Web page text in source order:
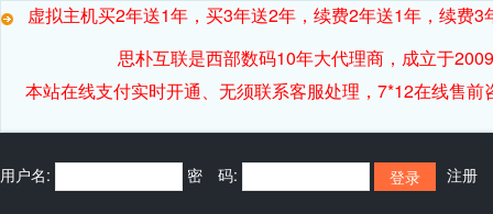
虚拟主机买2年送1年，买3年送2年，续费2年送1年，续费
思朴互联是西部数码10年大代理商，成立于
本站在线支付实时开通、无须联系客服处理，7*12在线售
用户名: 密 码: 注册